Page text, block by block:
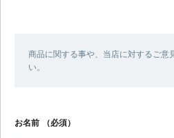
商品に関する事や、当店に対するご
い。
お名前 （必須）